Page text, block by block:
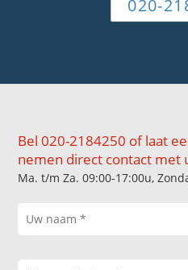
020-
Bel 020-2184250 of laat
nemen direct contact met
Ma. t/m Za. 09:00-17:00u,